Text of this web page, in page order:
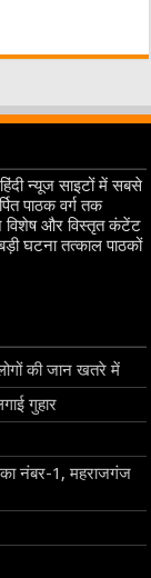
न्यूज साइटों में सबसे
पाठक वर्ग तक
विशेष और विस्तृत कंटेंट
घटना तत्काल पाठकों
की जान खतरे में
गुहार
का नंबर-1, महराजगंज